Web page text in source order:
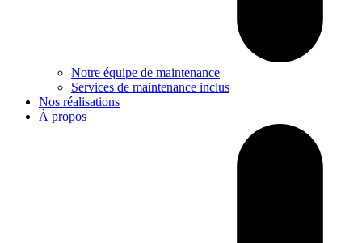
Notre équipe de maintenance
Services de maintenance inclus
Nos réalisations
À propos